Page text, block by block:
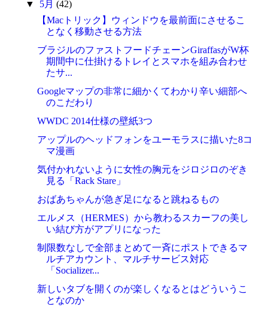
▼ 5月 (42)
【Macトリック】ウィンドウを最前面にさせるこ
となく移動させる方法
ブラジルのファストフードチェーンGiraffasがW杯
期間中に仕掛けるトレイとスマホを組み合わせ
たサ...
Googleマップの非常に細かくてわかり辛い細部へ
のこだわり
WWDC 2014仕様の壁紙3つ
アップルのヘッドフォンをユーモラスに描いた8コ
マ漫画
気付かれないように女性の胸元をジロジロのぞき
見る「Rack Stare」
おばあちゃんが急ぎ足になると跳ねるもの
エルメス（HERMES）から教わるスカーフの美し
い結び方がアプリになった
制限数なしで全部まとめて一斉にポストできるマ
ルチアカウント、マルチサービス対応
「Socializer...
新しいタブを開くのが楽しくなるとはどういうこ
となのか